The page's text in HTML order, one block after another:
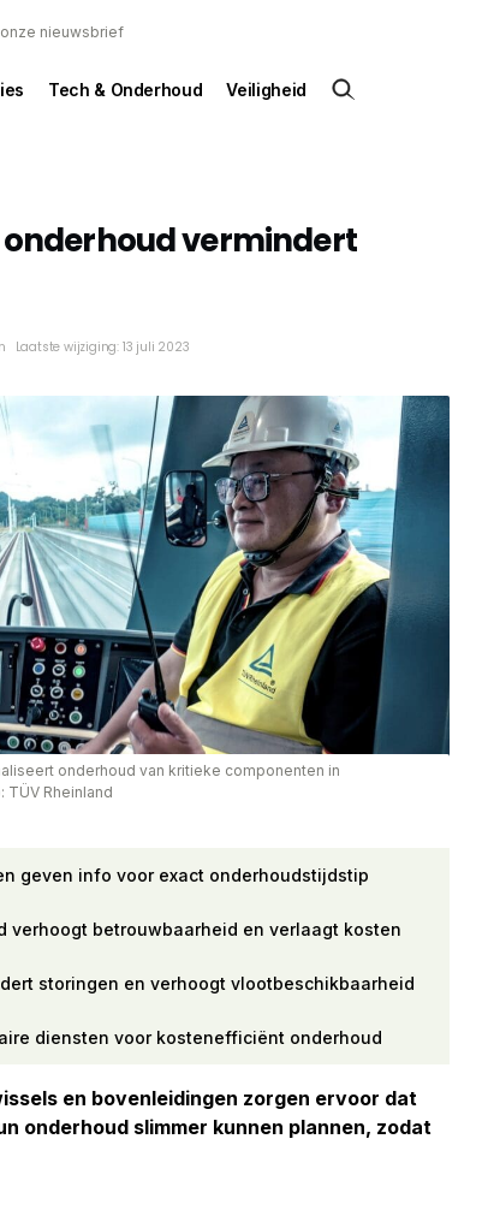
nieuwsbrief
Tech & Onderhoud Veiligheid
vermindert
Laatste wijziging: 13 juli 2023
onderhoud van kritieke componenten in
TÜV Rheinland
geven info voor exact onderhoudstijdstip
verhoogt betrouwbaarheid en verlaagt kosten
storingen en verhoogt vlootbeschikbaarheid
diensten voor kostenefficiënt onderhoud
en bovenleidingen zorgen ervoor dat
onderhoud slimmer kunnen plannen, zodat